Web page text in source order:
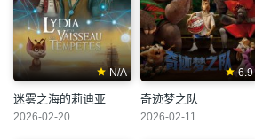
N/A
迷雾之海的莉迪亚
2026-02-20
6.9
奇迹梦之队
2026-02-11